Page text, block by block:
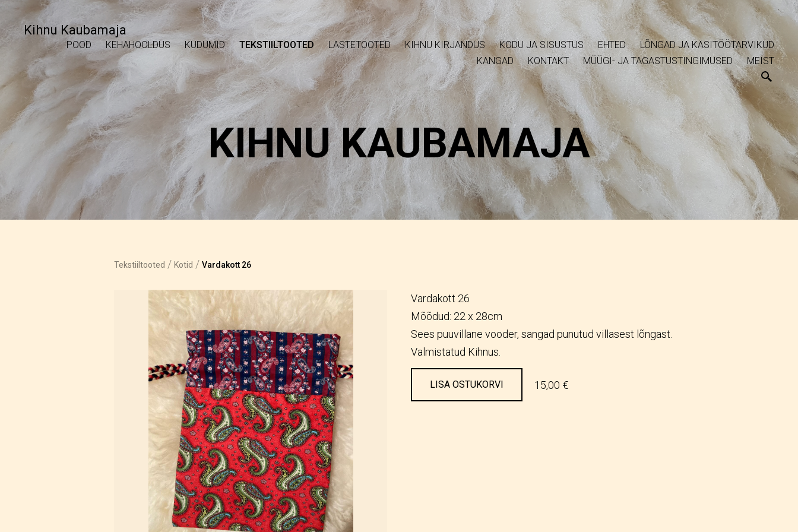
Kihnu Kaubamaja
POOD KEHAHOOLDUS KUDUMID TEKSTIILTOOTED LASTETOOTED KIHNU KIRJANDUS KODU JA SISUSTUS EHTED
LÕNGAD JA KÄSITÖÖTARVIKUD
KANGAD
KONTAKT MÜÜGI- JA TAGASTUSTINGIMUSED MEIST
KIHNU KAUBAMAJA
Tekstiiltooted / Kotid / Vardakott 26
Vardakott 26
Mõõdud: 22 x 28cm
Sees puuvillane vooder, sangad punutud villasest lõngast.
Valmistatud Kihnus.
LISA OSTUKORVI 15,00 €